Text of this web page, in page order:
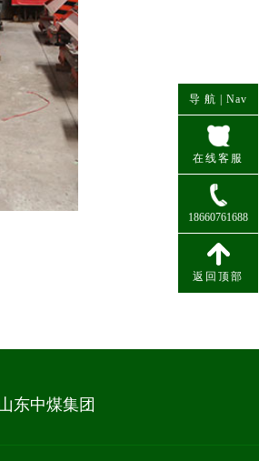
东中煤集团
导 航 | Nav
在线客服
18660761688
联系电话
返回顶部